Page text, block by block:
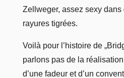
Zellweger, assez sexy
rayures tigrées.
Voilà pour l’histoire de
parlons pas de la
d’une fadeur et d’un